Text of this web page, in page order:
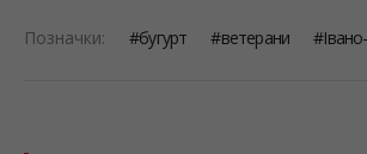
Позначки: бугурт ветерани